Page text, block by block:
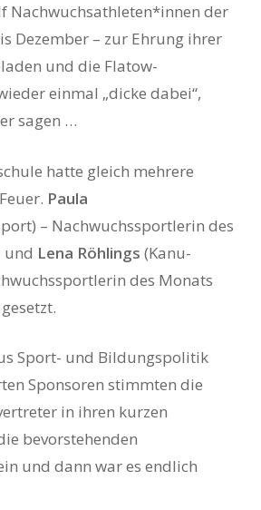
Nachwuchsathleten*innen der
Dezember – zur Ehrung ihrer
und die Flatow-
einmal „dicke dabei“,
sagen …
hatte gleich mehrere
Paula
– Nachwuchssportlerin des
und Lena Röhlings (Kanu-
des Monats
Sport- und Bildungspolitik
Sponsoren stimmten die
in ihren kurzen
bevorstehenden
und dann war es endlich